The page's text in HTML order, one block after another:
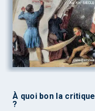
À quoi bon la critique
?